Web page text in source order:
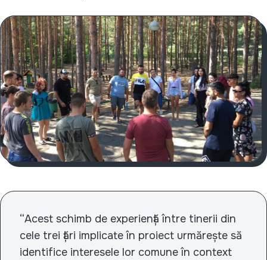
“Acest schimb de experiență între tinerii din
cele trei țări implicate în proiect urmărește să
identifice interesele lor comune în context